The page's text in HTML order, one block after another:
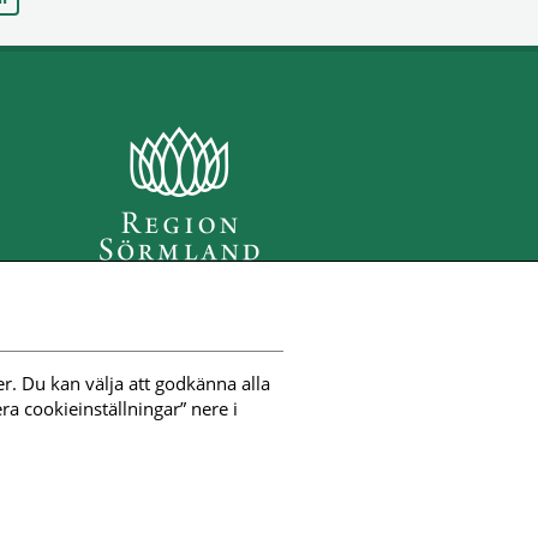
Du kan välja att godkänna alla
cookieinställningar” nere i